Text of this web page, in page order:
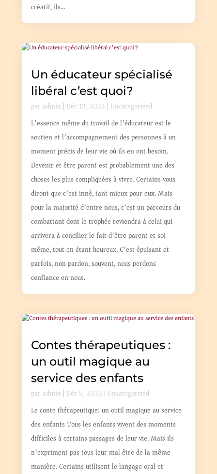
créatif, ils...
Un éducateur spécialisé
libéral c’est quoi?
par admin | Déc 12, 2022 | Uncategorized
L’essence même du travail de l’éducateur est le
soutien et l’accompagnement des personnes à un
moment précis de leur vie où ils en ont besoin.
Devenir et être parent est probablement une des
choses les plus compliquées à vivre. Certains vous
diront que c’est inné, tant mieux pour eux. Mais
pour la majorité d’entre nous, c’est un parcours du
combattant dont le trophée reviendra à celui qui
arrivera à concilier le fait d’être parent et soi-
même, tout en étant heureux. C’est épuisant et
parfois, non pardon, souvent, nous perdons
confiance en nous.
Contes thérapeutiques :
un outil magique au
service des enfants
par admin | Déc 5, 2022 | Uncategorized
Le conte thérapeutique: un outil magique au service
des enfants Tous les enfants vivent des moments
difficiles à certains passages de leur vie. Mais ils
n’expriment pas tous leur mal être de la même
manière. Certains utilisent le langage oral et